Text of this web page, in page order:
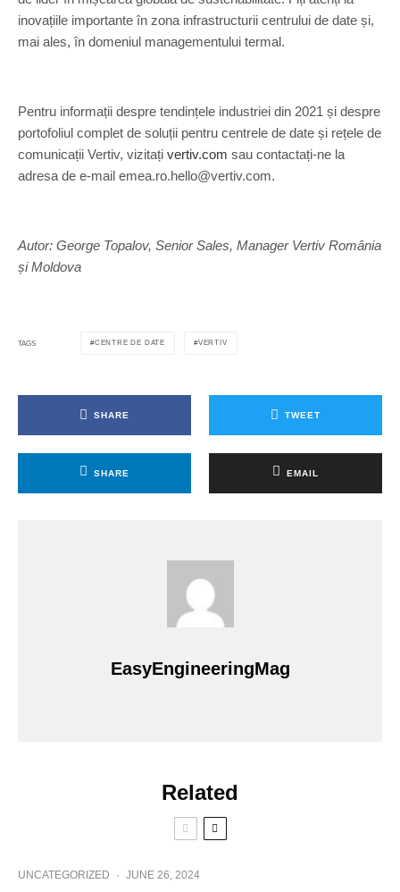
inovațiile importante în zona infrastructurii centrului de date și,
mai ales, în domeniul managementului termal.
Pentru informații despre tendințele industriei din 2021 și despre
portofoliul complet de soluții pentru centrele de date și rețele de
comunicații Vertiv, vizitați vertiv.com sau contactați-ne la
adresa de e-mail emea.ro.hello@vertiv.com.
Autor: George Topalov, Senior Sales, Manager Vertiv România
și Moldova
TAGS CENTRE DE DATE VERTIV
SHARE TWEET
SHARE EMAIL
EasyEngineeringMag
Related
UNCATEGORIZED · JUNE 26, 2024